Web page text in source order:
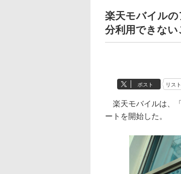
楽天モバイル
分利用できない
ポスト リスト
楽天モバイルは、
ートを開始した。